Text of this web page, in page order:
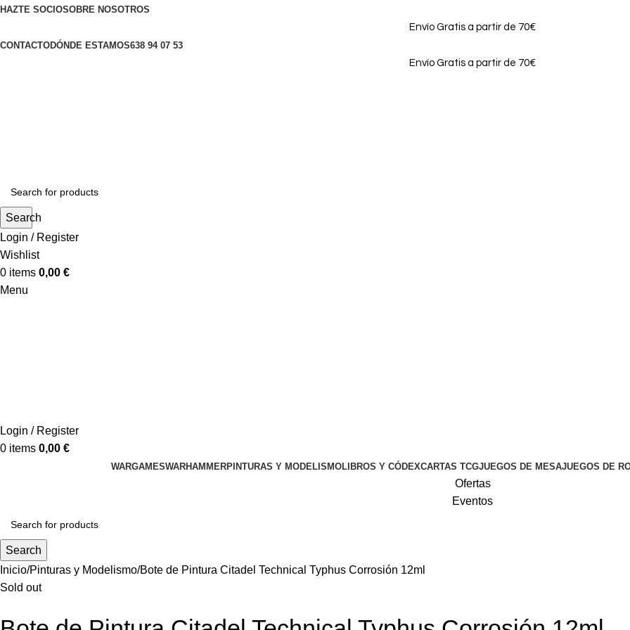
HAZTE SOCIOSOBRE NOSOTROS
Envío Gratis a partir de 70€
CONTACTODÓNDE ESTAMOS638 94 07 53
Envío Gratis a partir de 70€
Search
Login / Register
Wishlist
0 items 0,00 €
Menu
Login / Register
0 items 0,00 €
WARGAMESWARHAMMERPINTURAS Y MODELISMOLIBROS Y CÓDEXCARTAS TCGJUEGOS DE MESAJUEGOS DE
Ofertas
Eventos
Search
Inicio Pinturas y Modelismo Bote de Pintura Citadel Technical Typhus Corrosión 12ml
Sold out